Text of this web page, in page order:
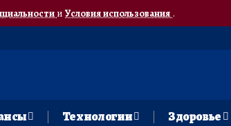
и Условия использования.
Технологии Здоровье